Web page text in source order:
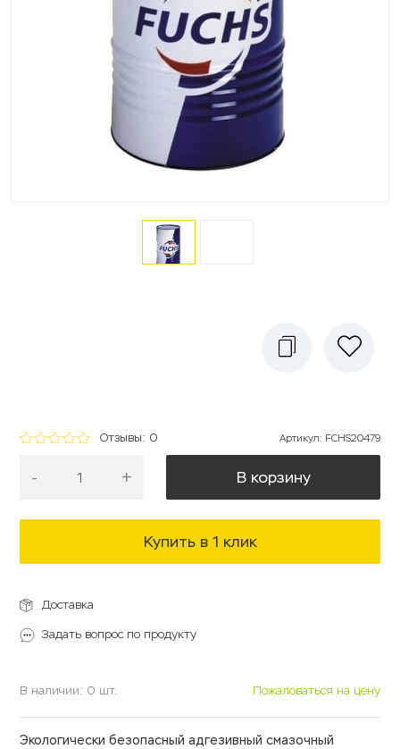
Отзывы: 0 Артикул: FCHS20479
- + В корзину
Купить в 1 клик
Доставка
Задать вопрос по продукту
В наличии: 0 шт. Пожаловаться на цену
Экологически безопасный адгезивный смазочный